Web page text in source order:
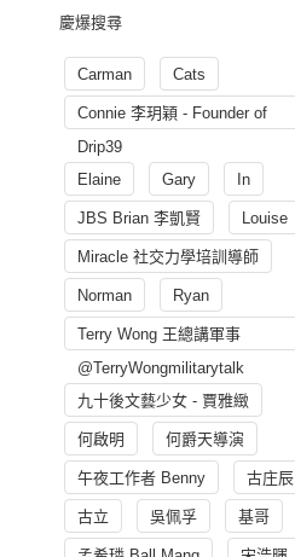
慶爆搜尋
Carman Cats
Connie 李玥穎 - Founder of
Drip39
Elaine
Gary In
JBS Brian 李凱賢 Louise
Miracle 社交力學培訓導師
Norman Ryan
Terry Wong 王總講軍事
@TerryWongmilitarytalk
九十後文藝少女 - 賈雅緻
何啟明 何爵天導演
午夜工作者 Benny 古庄辰
古立 吳佩孚 基哥